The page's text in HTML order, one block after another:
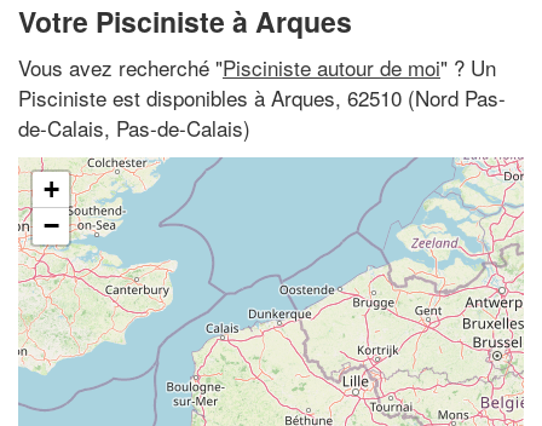
Votre Pisciniste à Arques
Vous avez recherché "Pisciniste autour de moi" ? Un
Pisciniste est disponibles à Arques, 62510 (Nord Pas-
de-Calais, Pas-de-Calais)
+
−